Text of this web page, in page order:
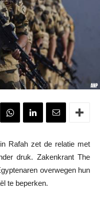
Rafah zet de relatie met
druk. Zakenkrant The
overwegen hun
te beperken.